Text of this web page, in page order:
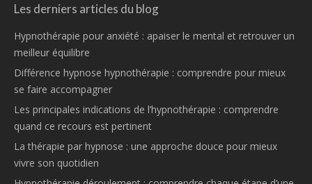
Les derniers articles du blog
Hypnothérapie pour anxiété : apaiser le mental et retrouver un
meilleur équilibre
Différence hypnose hypnothérapie : comprendre pour mieux
se faire accompagner
Les principales indications de l’hypnothérapie : comprendre
quand ce recours est pertinent
La thérapie par hypnose : une approche douce pour mieux
vivre son quotidien